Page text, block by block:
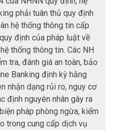
phải tuân thủ quy định
hệ thống thông tin cấp
định của pháp luật về
thống thông tin. Các NH
tra, đánh giá an toàn, bảo
Banking định kỳ hằng
nhận dạng rủi ro, nguy cơ
định nguyên nhân gây ra
pháp phòng ngừa, kiểm
trong cung cấp dịch vụ